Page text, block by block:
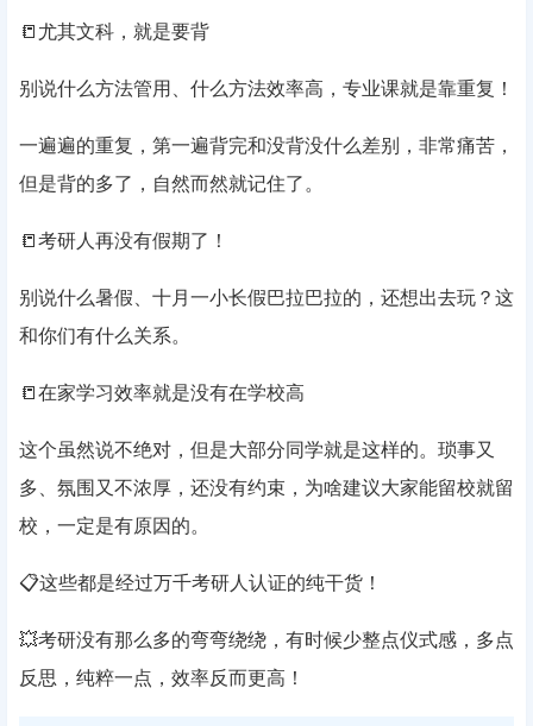
📒尤其文科，就是要背
别说什么方法管用、什么方法效率高，专业课就是靠重复！
一遍遍的重复，第一遍背完和没背没什么差别，非常痛苦，
但是背的多了，自然而然就记住了。
📒考研人再没有假期了！
别说什么暑假、十月一小长假巴拉巴拉的，还想出去玩？这
和你们有什么关系。
📒在家学习效率就是没有在学校高
这个虽然说不绝对，但是大部分同学就是这样的。琐事又
多、氛围又不浓厚，还没有约束，为啥建议大家能留校就留
校，一定是有原因的。
📋这些都是经过万千考研人认证的纯干货！
💥考研没有那么多的弯弯绕绕，有时候少整点仪式感，多点
反思，纯粹一点，效率反而更高！